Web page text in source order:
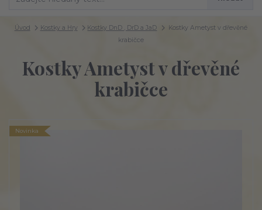
Úvod Kostky a Hry Kostky DnD , DrD a JaD
Kostky Ametyst v dřevěné
krabičce
Kostky Ametyst v dřevěné
krabičce
Novinka